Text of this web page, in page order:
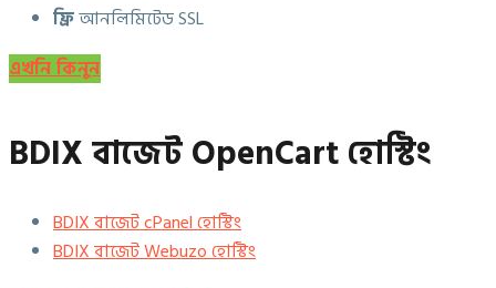
ফ্রিআনলিমিটেড SSL
এখনি কিনুন
BDIX বাজেট OpenCart হোস্টিং
BDIX বাজেট cPanel হোস্টিং
BDIX বাজেট Webuzo হোস্টিং